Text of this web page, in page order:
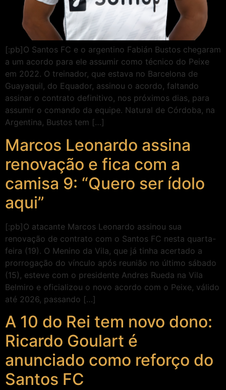
[:pb]O Santos FC e o argentino Fabián Bustos chegaram
a um acordo para ele assumir como técnico do Peixe
em 2022. O treinador, que estava no Barcelona de
Guayaquil, do Equador, assinou o acordo, faltando
assinar o contrato definitivo, nos próximos dias, para
assumir o comando da equipe. Natural de Córdoba, na
Argentina, Bustos tem […]
Marcos Leonardo assina
renovação e fica com a
camisa 9: “Quero ser ídolo
aqui”
[:pb]O atacante Marcos Leonardo assinou sua
renovação de contrato com o Santos FC nesta quarta-
feira (19). O Menino da Vila, que já tinha acertado a
prorrogação do vínculo após reunião no último sábado
(15), esteve com o presidente Andres Rueda na Vila
Belmiro e oficializou o novo acordo com o Peixe, válido
até 2026, passando […]
A 10 do Rei tem novo dono:
Ricardo Goulart é
anunciado como reforço do
Santos FC